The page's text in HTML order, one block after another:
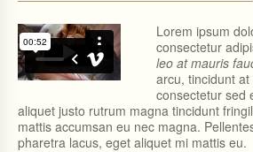
Lorem ipsum
consectetur
leo at mauris
arcu, tincidunt
consectetur sed
aliquet justo rutrum magna tincidunt
mattis accumsan eu nec magna.
pharetra lacus, eget aliquet mi mattis eu.